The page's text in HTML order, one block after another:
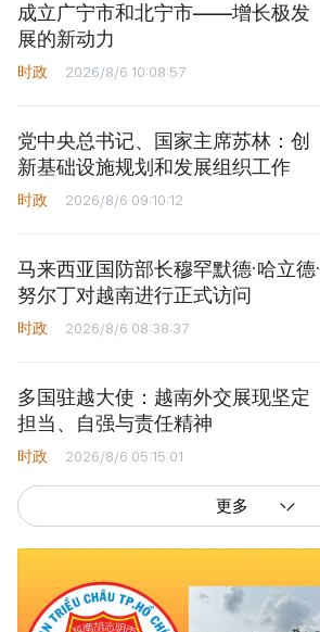
成立广宁市和北宁市——增长极发
展的新动力
时政 2026/8/6 10:08:57
党中央总书记、国家主席苏林：创
新基础设施规划和发展组织工作
时政 2026/8/6 09:10:12
马来西亚国防部长穆罕默德·哈立德·
努尔丁对越南进行正式访问
时政 2026/8/6 08:38:37
多国驻越大使：越南外交展现坚定
担当、自强与责任精神
时政 2026/8/6 05:15:01
更多